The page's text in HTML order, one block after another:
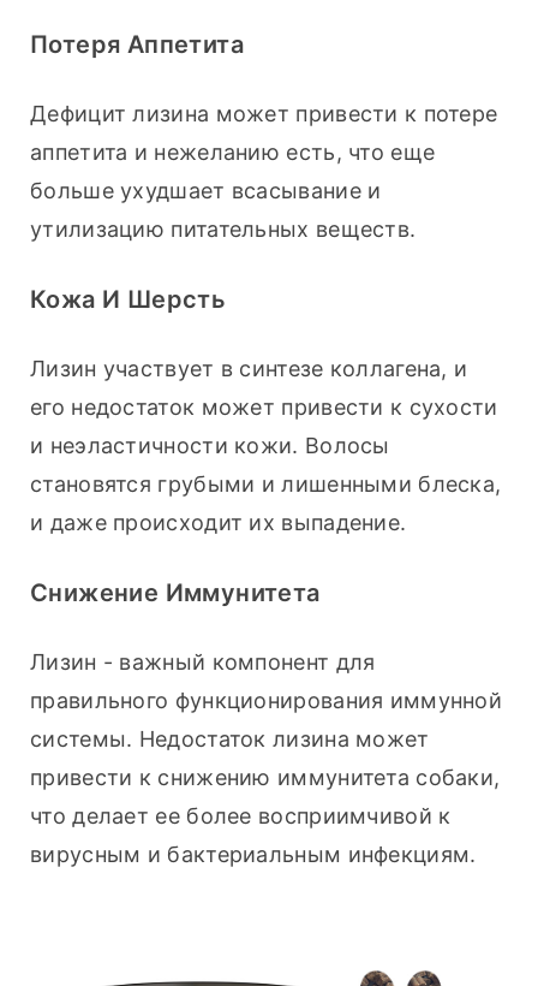
Потеря Аппетита
Дефицит лизина может привести к потере
аппетита и нежеланию есть, что еще
больше ухудшает всасывание и
утилизацию питательных веществ.
Кожа И Шерсть
Лизин участвует в синтезе коллагена, и
его недостаток может привести к сухости
и неэластичности кожи. Волосы
становятся грубыми и лишенными блеска,
и даже происходит их выпадение.
Снижение Иммунитета
Лизин - важный компонент для
правильного функционирования иммунной
системы. Недостаток лизина может
привести к снижению иммунитета собаки,
что делает ее более восприимчивой к
вирусным и бактериальным инфекциям.